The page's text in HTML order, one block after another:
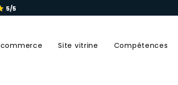
5/5
Site vitrine Compétences